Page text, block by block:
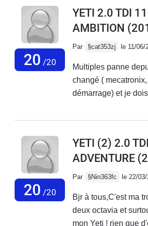
20 /20
YETI 2.0 TDI
AMBITION
Par §cat353zj le 11/06/
Multiples panne
changé (
démarrage) et je
tableau de bord
malgré batterie ok et
changé, les
de ne pas pouvoir
réparer une voiture
Surtout que super
20 /20
YETI (2) 2.0
ADVENTURE
Par §Nin363fc le 22/
Bjr à tous,C'est ma
deux octavia et
mon Yeti ! rien que